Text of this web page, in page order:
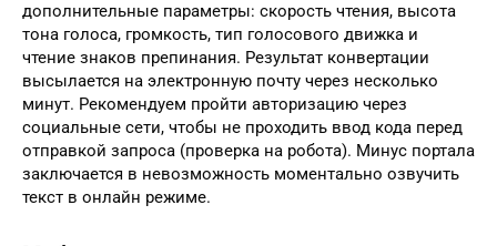
дополнительные параметры: скорость чтения, высота
тона голоса, громкость, тип голосового движка и
чтение знаков препинания. Результат конвертации
высылается на электронную почту через несколько
минут. Рекомендуем пройти авторизацию через
социальные сети, чтобы не проходить ввод кода перед
отправкой запроса (проверка на робота). Минус портала
заключается в невозможность моментально озвучить
текст в онлайн режиме.